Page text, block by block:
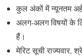
कुल अंकों में न्यूनतम
अलग-अलग विषयों के
हैं।
मेरिट सूची राज्यवार,